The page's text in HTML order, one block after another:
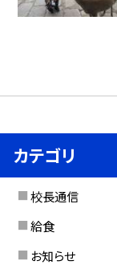
カテゴリ
校長通信
給食
お知らせ